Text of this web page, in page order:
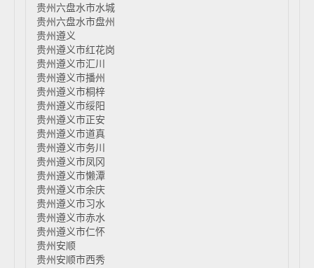
贵州六盘水市水城
贵州六盘水市盘州
贵州遵义
贵州遵义市红花岗
贵州遵义市汇川
贵州遵义市播州
贵州遵义市桐梓
贵州遵义市绥阳
贵州遵义市正安
贵州遵义市道真
贵州遵义市务川
贵州遵义市凤冈
贵州遵义市懒潭
贵州遵义市余庆
贵州遵义市习水
贵州遵义市赤水
贵州遵义市仁怀
贵州安顺
贵州安顺市西秀